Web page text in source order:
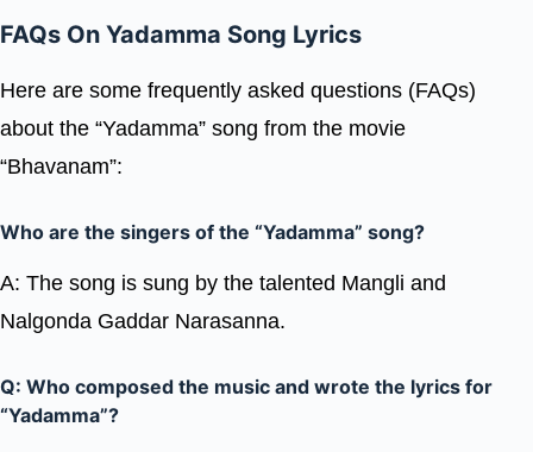
FAQs On Yadamma Song Lyrics
Here are some frequently asked questions (FAQs)
about the “Yadamma” song from the movie
“Bhavanam”:
Who are the singers of the “Yadamma” song?
A: The song is sung by the talented Mangli and
Nalgonda Gaddar Narasanna.
Q: Who composed the music and wrote the lyrics for
“Yadamma”?